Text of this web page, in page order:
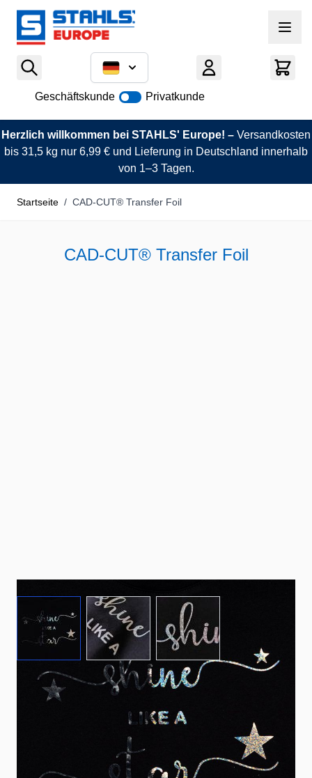
Zum Inhalt springen
Geschäftskunde Privatkunde
Herzlich willkommen bei STAHLS' Europe! – Versandkosten
bis 31,5 kg nur 6,99 € und Lieferung in Deutschland innerhalb
von 1–3 Tagen.
Startseite / CAD-CUT® Transfer Foil
CAD-CUT® Transfer Foil
View larger imageView larger imageView larger image
Erschaffe einen einzigartigen Metallic-Effekt – perfekt
kombinierbar mit Transferdrucken und anderen CAD-